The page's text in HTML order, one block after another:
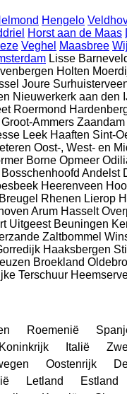
Hengelo
Horst aan de Maas
Veghel Maasbree
Lisse
Holten
Joure
Nieuwerkerk aan den
Roermond
Groot-Ammers Zaandam
Leek Haaften Sint-
Oost-, West- en
Borne Opmeer
Bosschenhoofd Andelst
Heerenveen
Rhenen Lierop
Arum Hasselt
Uitgeest Beuningen
Zaltbommel
Haaksbergen
Broekland
Terschuur
Roemenië
Italië
Oostenrijk
Letland Estland